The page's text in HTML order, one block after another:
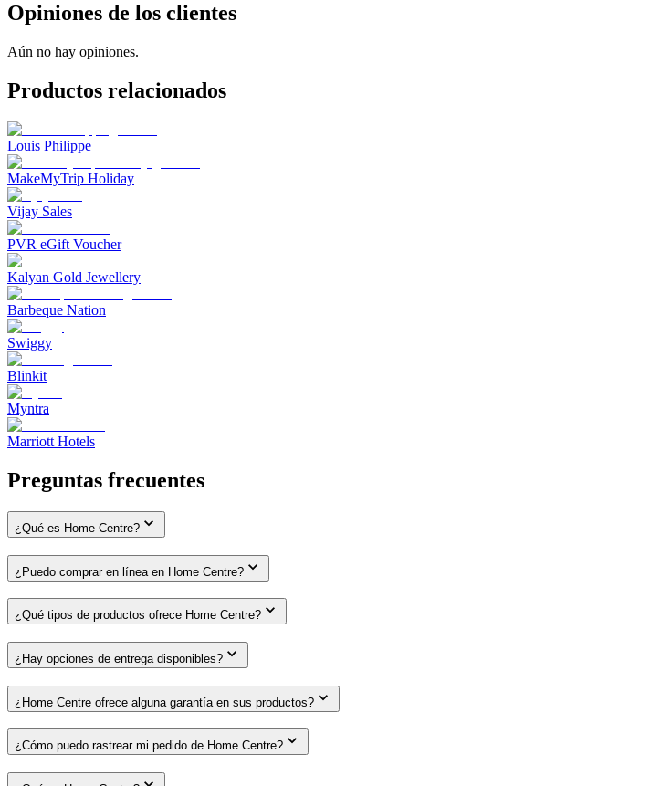
Opiniones de los clientes
Aún no hay opiniones.
Productos relacionados
Louis Philippe
MakeMyTrip Holiday
Vijay Sales
PVR eGift Voucher
Kalyan Gold Jewellery
Barbeque Nation
Swiggy
Blinkit
Myntra
Marriott Hotels
Preguntas frecuentes
¿Qué es Home Centre?
¿Puedo comprar en línea en Home Centre?
¿Qué tipos de productos ofrece Home Centre?
¿Hay opciones de entrega disponibles?
¿Home Centre ofrece alguna garantía en sus productos?
¿Cómo puedo rastrear mi pedido de Home Centre?